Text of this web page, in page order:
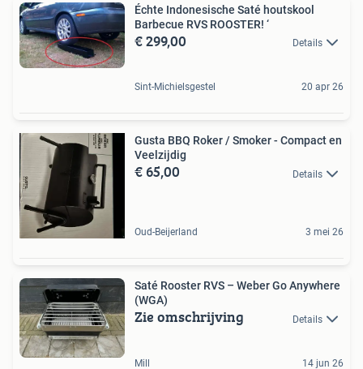
Échte Indonesische Saté houtskool
Barbecue RVS ROOSTER! ‘
€ 299,00 Details
Sint-Michielsgestel 20 apr 26
Gusta BBQ Roker / Smoker - Compact en
Veelzijdig
€ 65,00 Details
Oud-Beijerland 3 mei 26
Saté Rooster RVS – Weber Go Anywhere
(WGA)
Zie omschrijving Details
Mill 14 jun 26